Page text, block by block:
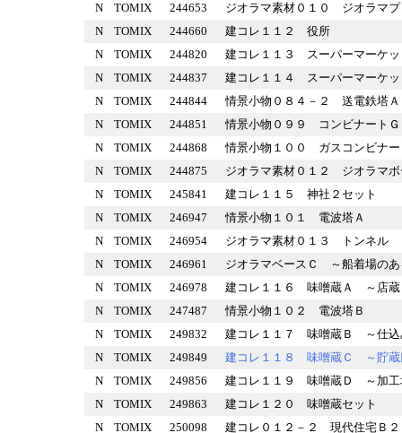
N
TOMIX 244653
ジオラマ素材０１０ ジオラ
N
TOMIX 244660
建コレ１１２ 役所
N
TOMIX 244820
建コレ１１３ スーパーマー
N
TOMIX 244837
建コレ１１４ スーパーマー
N
TOMIX 244844
情景小物０８４－２ 送電鉄
N
TOMIX 244851
情景小物０９９ コンビナー
N
TOMIX 244868
情景小物１００ ガスコンビ
N
TOMIX 244875
ジオラマ素材０１２ ジオラ
N
TOMIX 245841
建コレ１１５ 神社２セット
N
TOMIX 246947
情景小物１０１ 電波塔Ａ
N
TOMIX 246954
ジオラマ素材０１３ トンネ
N
TOMIX 246961
ジオラマベースＣ ～船着場
N
TOMIX 246978
建コレ１１６ 味噌蔵Ａ ～店
N
TOMIX 247487
情景小物１０２ 電波塔Ｂ
N
TOMIX 249832
建コレ１１７ 味噌蔵Ｂ ～
N
TOMIX 249849
建コレ１１８ 味噌蔵Ｃ ～
N
TOMIX 249856
建コレ１１９ 味噌蔵Ｄ ～加
N
TOMIX 249863
建コレ１２０ 味噌蔵セット
N
TOMIX 250098
建コレ０１２－２ 現代住宅